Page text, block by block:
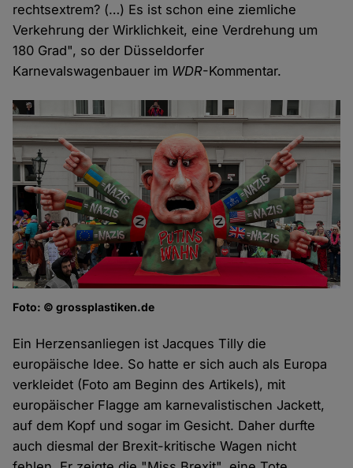
rechtsextrem? (…) Es ist schon eine ziemliche
Verkehrung der Wirklichkeit, eine Verdrehung um
180 Grad", so der Düsseldorfer
Karnevalswagenbauer im WDR-Kommentar.
Foto: © grossplastiken.de
Ein Herzensanliegen ist Jacques Tilly die
europäische Idee. So hatte er sich auch als Europa
verkleidet (Foto am Beginn des Artikels), mit
europäischer Flagge am karnevalistischen Jackett,
auf dem Kopf und sogar im Gesicht. Daher durfte
auch diesmal der Brexit-kritische Wagen nicht